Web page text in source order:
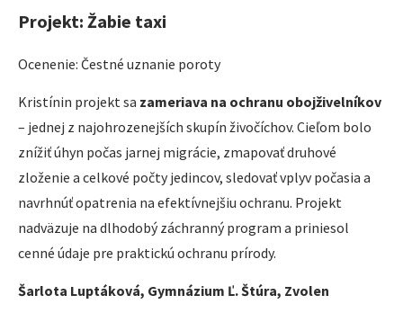
Projekt: Žabie taxi
Ocenenie: Čestné uznanie poroty
Kristínin projekt sa zameriava na ochranu obojživelníkov
– jednej z najohrozenejších skupín živočíchov. Cieľom bolo
znížiť úhyn počas jarnej migrácie, zmapovať druhové
zloženie a celkové počty jedincov, sledovať vplyv počasia a
navrhnúť opatrenia na efektívnejšiu ochranu. Projekt
nadväzuje na dlhodobý záchranný program a priniesol
cenné údaje pre praktickú ochranu prírody.
Šarlota Luptáková, Gymnázium Ľ. Štúra, Zvolen